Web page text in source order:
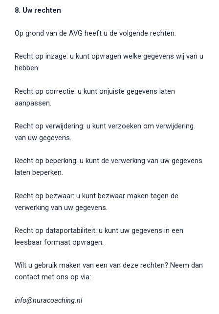
8. Uw rechten
Op grond van de AVG heeft u de volgende rechten:
Recht op inzage: u kunt opvragen welke gegevens wij van u
hebben.
Recht op correctie: u kunt onjuiste gegevens laten
aanpassen.
Recht op verwijdering: u kunt verzoeken om verwijdering
van uw gegevens.
Recht op beperking: u kunt de verwerking van uw gegevens
laten beperken.
Recht op bezwaar: u kunt bezwaar maken tegen de
verwerking van uw gegevens.
Recht op dataportabiliteit: u kunt uw gegevens in een
leesbaar formaat opvragen.
Wilt u gebruik maken van een van deze rechten? Neem dan
contact met ons op via:
info@nuracoaching.nl